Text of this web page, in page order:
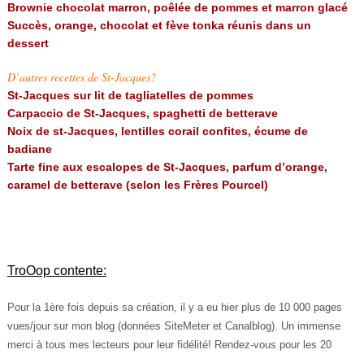
Brownie chocolat marron, poêlée de pommes et marron glacé
Succès, orange, chocolat et fève tonka réunis dans un
dessert
D’autres recettes de St-Jacques?
St-Jacques sur lit de tagliatelles de pommes
Carpaccio de St-Jacques, spaghetti de betterave
Noix de st-Jacques, lentilles corail confites, écume de
badiane
Tarte fine aux escalopes de St-Jacques, parfum d’orange,
caramel de betterave (selon les Frères Pourcel)
TroOop contente:
Pour la 1ère fois depuis sa création, il y a eu hier plus de 10 000 pages
vues/jour sur mon blog (données SiteMeter et Canalblog). Un immense
merci à tous mes lecteurs pour leur fidélité! Rendez-vous pour les 20